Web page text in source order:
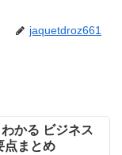
jaquetdroz661
かる ビジネス
点まとめ